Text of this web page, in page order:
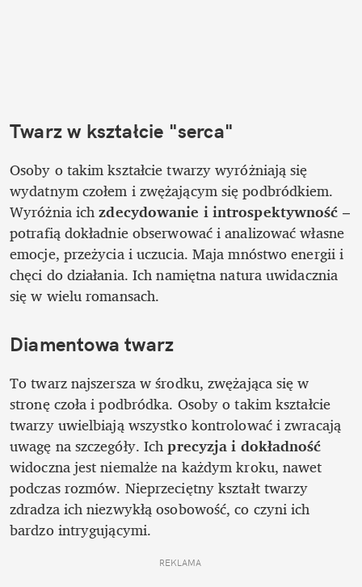
Twarz w kształcie "serca"
Osoby o takim kształcie twarzy wyróżniają się
wydatnym czołem i zwężającym się podbródkiem.
Wyróżnia ich zdecydowanie i introspektywność –
potrafią dokładnie obserwować i analizować własne
emocje, przeżycia i uczucia. Maja mnóstwo energii i
chęci do działania. Ich namiętna natura uwidacznia
się w wielu romansach.
Diamentowa twarz
To twarz najszersza w środku, zwężająca się w
stronę czoła i podbródka. Osoby o takim kształcie
twarzy uwielbiają wszystko kontrolować i zwracają
uwagę na szczegóły. Ich precyzja i dokładność
widoczna jest niemalże na każdym kroku, nawet
podczas rozmów. Nieprzeciętny kształt twarzy
zdradza ich niezwykłą osobowość, co czyni ich
bardzo intrygującymi.
REKLAMA